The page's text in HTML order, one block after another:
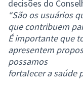
decisões do
“São os usuários
que contribuem
É importante que
apresentem
possamos
fortalecer a saúde